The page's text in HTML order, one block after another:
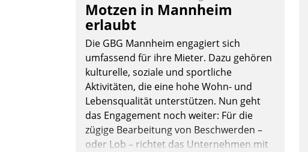
Motzen in Mannheim
erlaubt
Die GBG Mannheim engagiert sich
umfassend für ihre Mieter. Dazu gehören
kulturelle, soziale und sportliche
Aktivitäten, die eine hohe Wohn- und
Lebensqualität unterstützen. Nun geht
das Engagement noch weiter: Für die
zügige Bearbeitung von Beschwerden –
oder Lob – richtet das Unternehmen mit